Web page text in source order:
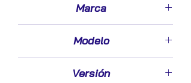
Marca
Modelo
Versión